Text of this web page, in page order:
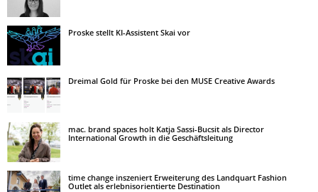
Proske stellt KI-Assistent Skai vor
Dreimal Gold für Proske bei den MUSE Creative Awards
mac. brand spaces holt Katja Sassi-Bucsit als Director
International Growth in die Geschäftsleitung
time change inszeniert Erweiterung des Landquart Fashion
Outlet als erlebnisorientierte Destination